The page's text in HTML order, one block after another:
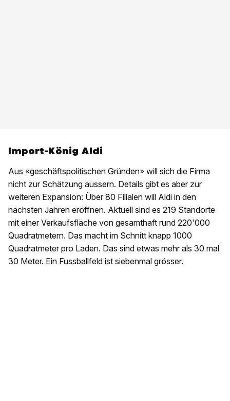
Import-König Aldi
Aus «geschäftspolitischen Gründen» will sich die Firma
nicht zur Schätzung äussern. Details gibt es aber zur
weiteren Expansion: Über 80 Filialen will Aldi in den
nächsten Jahren eröffnen. Aktuell sind es 219 Standorte
mit einer Verkaufsfläche von gesamthaft rund 220'000
Quadratmetern. Das macht im Schnitt knapp 1000
Quadratmeter pro Laden. Das sind etwas mehr als 30 mal
30 Meter. Ein Fussballfeld ist siebenmal grösser.